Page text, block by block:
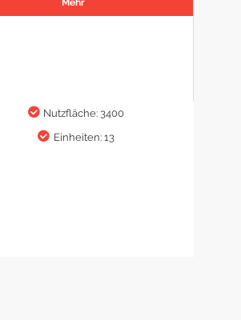
Mehr
Nutzfläche: 3400
Einheiten: 13